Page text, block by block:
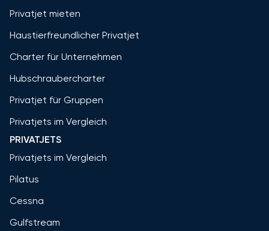
Privatjet mieten
Haustierfreundlicher Privatjet
Charter für Unternehmen
Hubschraubercharter
Privatjet für Gruppen
Privatjets im Vergleich
PRIVATJETS
Privatjets im Vergleich
Pilatus
Cessna
Gulfstream